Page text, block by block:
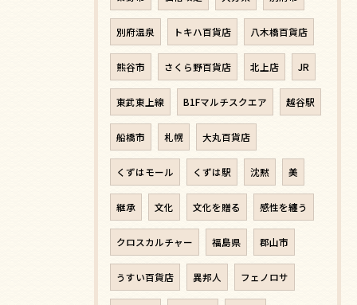
別府温泉 トキハ百貨店 八木橋百貨店
熊谷市 さくら野百貨店 北上店 JR
東武東上線 B1Fマルチスクエア 越谷駅
船橋市 札幌 大丸百貨店
くずはモール くずは駅 沈黙 美
継承 文化 文化を贈る 感性を纏う
クロスカルチャー 福島県 郡山市
うすい百貨店 異邦人 フェノロサ